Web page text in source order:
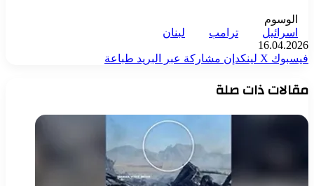
الوسوم
اسرائيل
ترامب
لبنان
16.04.2026
فيسبوك ‫X لينكدإن مشاركة عبر البريد طباعة
مقالات ذات صلة